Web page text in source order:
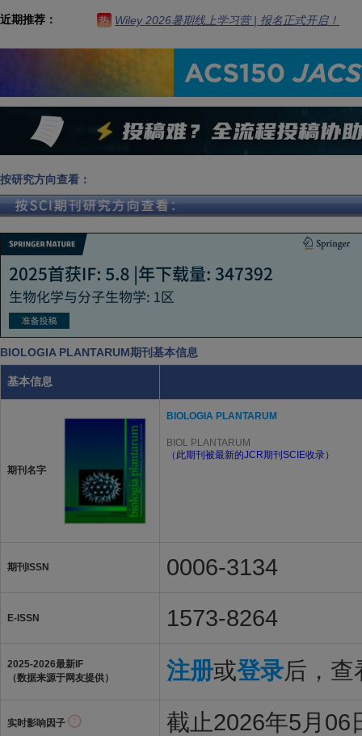
近期推荐： 热 Wiley 2026暑期线上学习营 | 报名正式开启！
按研究方向查看：
BIOLOGIA PLANTARUM期刊基本信息
基本信息
期刊名字
BIOLOGIA PLANTARUM
BIOL PLANTARUM
（此期刊被最新的JCR期刊SCIE收录）
期刊ISSN 0006-3134
E-ISSN 1573-8264
2025-2026最新IF
（数据来源于网友提供）
注册或登录后，查
实时影响因子 截止2026年5月06